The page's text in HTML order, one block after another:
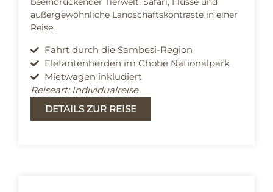
außergewöhnliche Landschaftskontraste in einer
Reise.
Fahrt durch die Sambesi-Region
Elefantenherden im Chobe Nationalpark
Mietwagen inkludiert
Reiseart: Individualreise
DETAILS ZUR REISE